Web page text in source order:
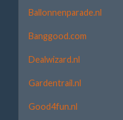
Ballonnenparade.nl
Banggood.com
Dealwizard.nl
Gardentrail.nl
Good4fun.nl